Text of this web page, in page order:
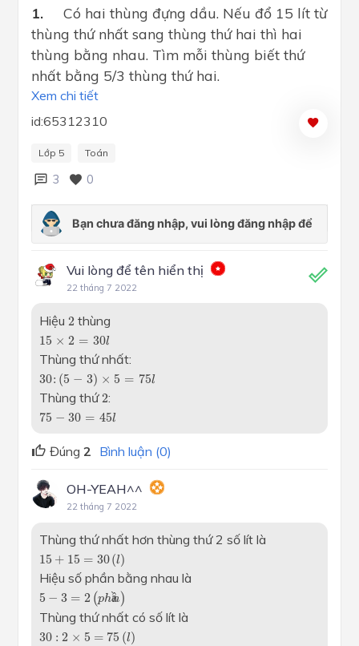
1. Có hai thùng đựng dầu. Nếu đổ 15 lít từ
thùng thứ nhất sang thùng thứ hai thì hai
thùng bằng nhau. Tìm mỗi thùng biết thứ
nhất bằng 5/3 thùng thứ hai.
Xem chi tiết
id:65312310
Lớp 5 Toán
3 0
Vui lòng để tên hiển thị
22 tháng 7 2022
Hiệu 2
2thùng
15 × 2 = 30l
15 ×2= 30l
Thùng thứ nhất:
30: (5 − 3) × 5 = 75l
30 (5 ×5= 75
Thùng thứ2
2:
75 − 30 = 45l
75 30= l
Đúng 2 Bình luận (0)
OH-YEAH^^
22 tháng 7 2022
Thùng thứ nhất hơn thùng thứ 2 số lít là
15 + 15 = 30(l)
15 + 15= 30(l)
Hiệu số phần bằng nhau là
5 − 3 = 2 (phầ
n )
5 3= p hầ n)
Thùng thứ nhất có số lít là
30 : 2 × 5 = 75 (l)
30 2×5 =75 (l)